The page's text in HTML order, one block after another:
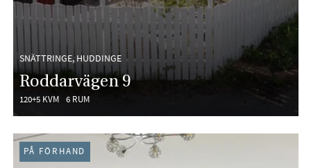
SNÄTTRINGE, HUDDINGE
Roddarvägen 9
120+5 KVM 6 RUM
PÅ FÖRHAND